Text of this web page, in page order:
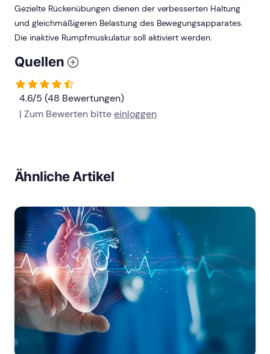
Gezielte Rückenübungen dienen der verbesserten Haltung
und gleichmäßigeren Belastung des Bewegungsapparates.
Die inaktive Rumpfmuskulatur soll aktiviert werden.
Quellen
4.6/5 (48 Bewertungen)
| Zum Bewerten bitteeinloggen
Ähnliche Artikel